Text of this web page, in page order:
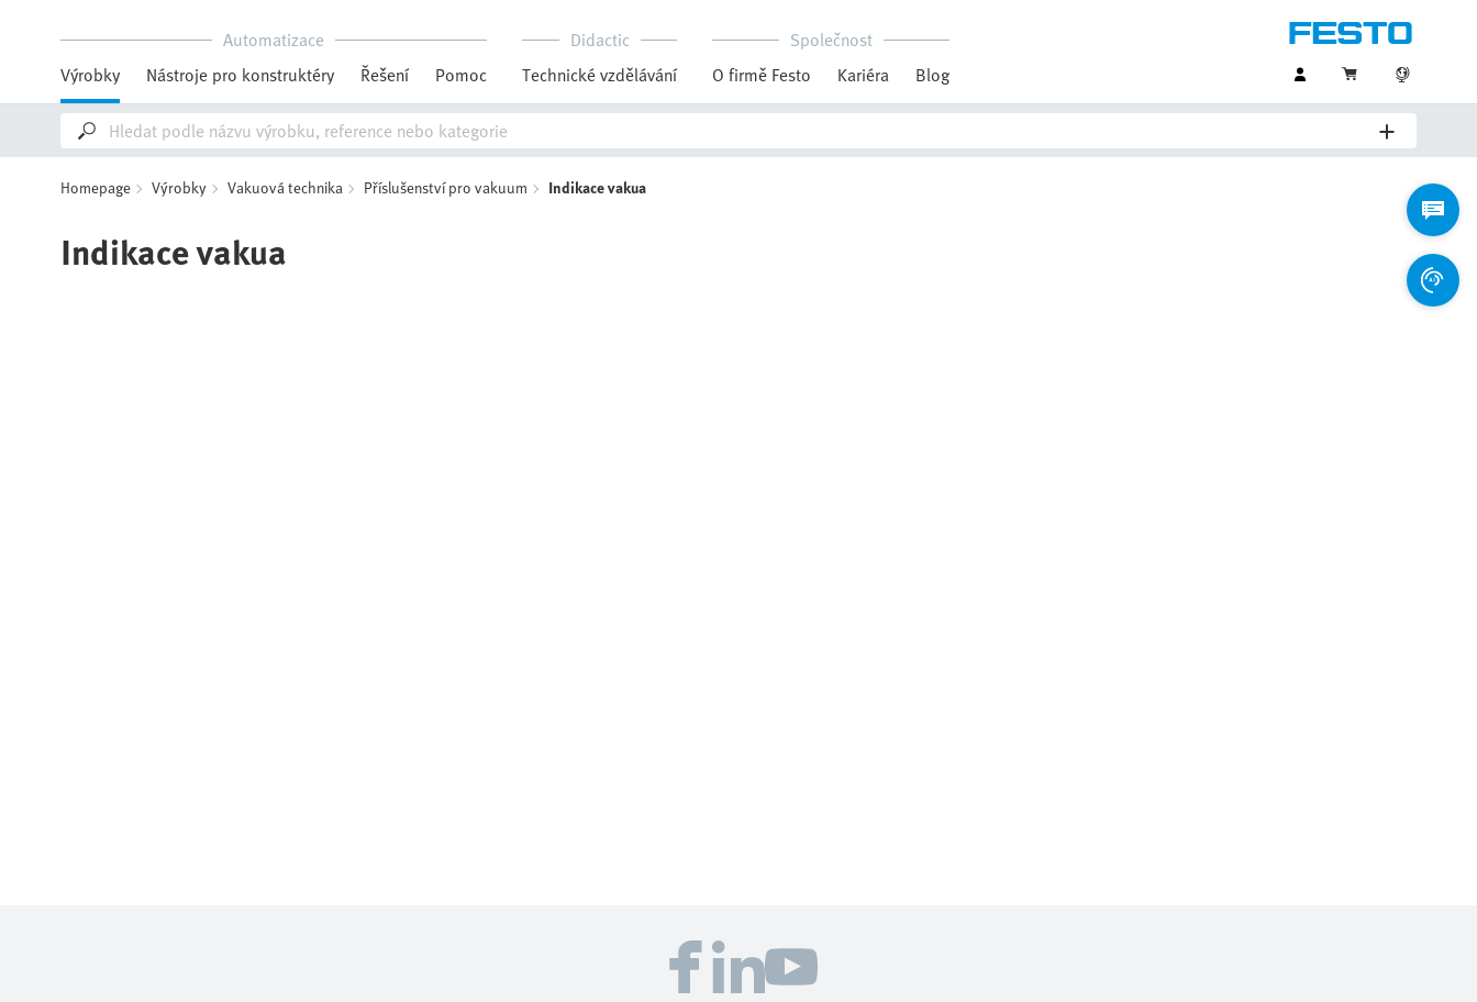
Automatizace
Výrobky
Nástroje pro konstruktéry Řešení Pomoc
Didactic
Technické vzdělávání
Společnost
O firmě Festo
Kariéra Blog
Homepage Výrobky Vakuová technika Příslušenství pro vakuum Indikace vakua
Indikace vakua